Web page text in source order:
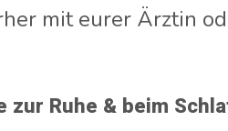
mit eurer Ärztin
zur Ruhe & beim